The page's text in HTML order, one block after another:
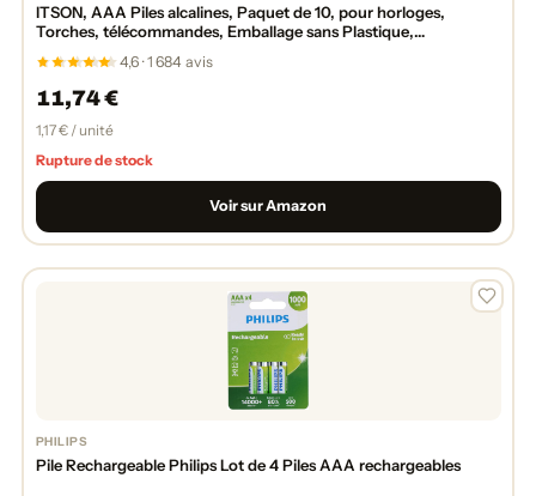
ITSON, AAA Piles alcalines, Paquet de 10, pour horloges,
Torches, télécommandes, Emballage sans Plastique,
4,6 · 1 684 avis
11,74 €
1,17 € / unité
Rupture de stock
Voir sur Amazon
PHILIPS
Pile Rechargeable Philips Lot de 4 Piles AAA rechargeables